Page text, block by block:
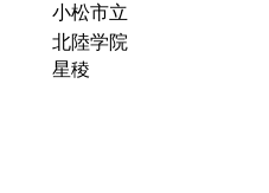
小松市立
北陸学院
星稜